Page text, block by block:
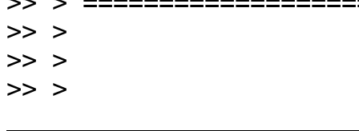
>>
>>
>> >